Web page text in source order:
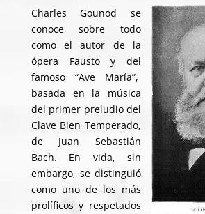
Charles Gounod se
conoce sobre todo
como el autor de la
ópera Fausto y del
famoso “Ave María”,
basada en la música
del primer preludio del
Clave Bien Temperado,
de Juan Sebastián
Bach. En vida, sin
embargo, se distinguió
como uno de los más
prolíficos y respetados